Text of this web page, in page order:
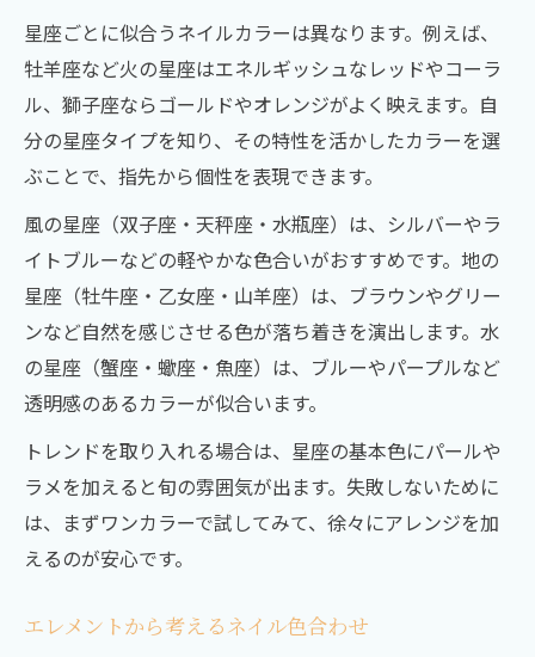
星座ごとに似合うネイルカラーは異なります。例えば、
牡羊座など火の星座はエネルギッシュなレッドやコーラ
ル、獅子座ならゴールドやオレンジがよく映えます。自
分の星座タイプを知り、その特性を活かしたカラーを選
ぶことで、指先から個性を表現できます。
風の星座（双子座・天秤座・水瓶座）は、シルバーやラ
イトブルーなどの軽やかな色合いがおすすめです。地の
星座（牡牛座・乙女座・山羊座）は、ブラウンやグリー
ンなど自然を感じさせる色が落ち着きを演出します。水
の星座（蟹座・蠍座・魚座）は、ブルーやパープルなど
透明感のあるカラーが似合います。
トレンドを取り入れる場合は、星座の基本色にパールや
ラメを加えると旬の雰囲気が出ます。失敗しないために
は、まずワンカラーで試してみて、徐々にアレンジを加
えるのが安心です。
エレメントから考えるネイル色合わせ